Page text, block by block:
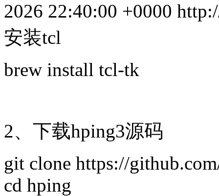
2026 22:40:00 +0000
安装tcl
brew install tcl-tk
2、下载hping3源码
git clone https://
cd hping